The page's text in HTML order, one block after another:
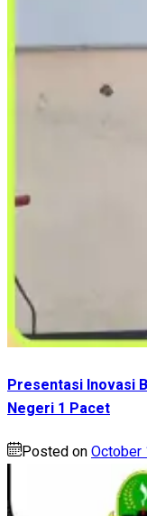
Presentasi Inovasi
Negeri 1 Pacet
Posted onOctober